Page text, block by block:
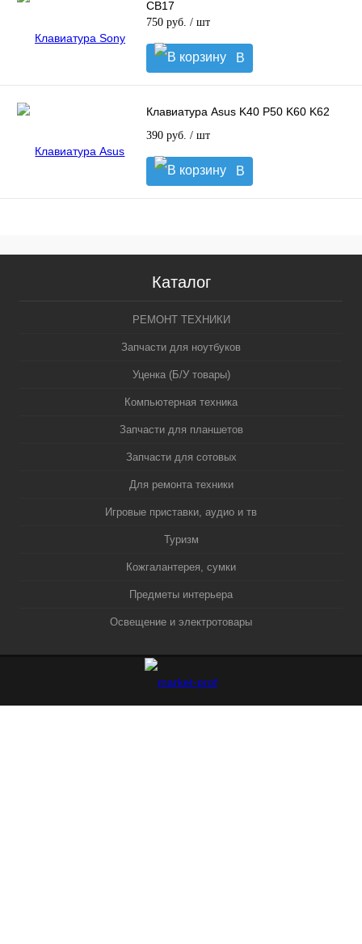
CB17
750 руб. / шт
В
корзину
Клавиатура Asus K40 P50 K60 K62
390 руб. / шт
В
корзину
Каталог
РЕМОНТ ТЕХНИКИ
Запчасти для ноутбуков
Уценка (Б/У товары)
Компьютерная техника
Запчасти для планшетов
Запчасти для сотовых
Для ремонта техники
Игровые приставки, аудио и тв
Туризм
Кожгалантерея, сумки
Предметы интерьера
Освещение и электротовары